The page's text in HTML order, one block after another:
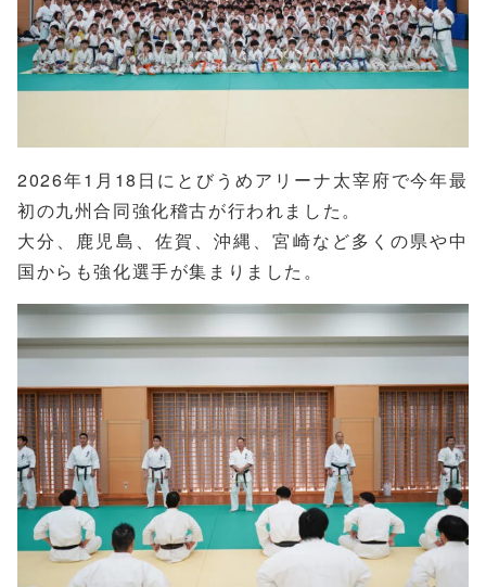
2026年1月18日にとびうめアリーナ太宰府で今年最
初の九州合同強化稽古が行われました。
大分、鹿児島、佐賀、沖縄、宮崎など多くの県や中
国からも強化選手が集まりました。